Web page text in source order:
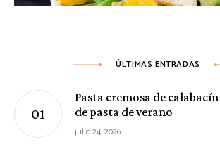
ÚLTIMAS ENTRADAS
Pasta cremosa de
de pasta de verano
julio 24, 2026